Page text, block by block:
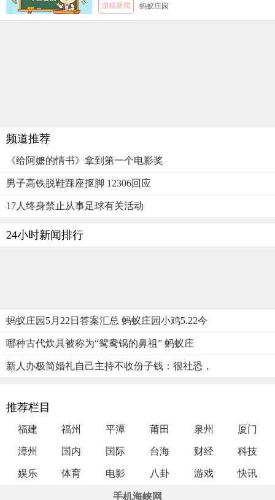
游戏新闻 蚂蚁庄园
频道推荐
《给阿嬷的情书》拿到第一个电影奖
男子高铁脱鞋踩座抠脚 12306回应
17人终身禁止从事足球有关活动
24小时新闻排行
蚂蚁庄园5月22日答案汇总 蚂蚁庄园小鸡5.22今
哪种古代炊具被称为“鸳鸯锅的鼻祖” 蚂蚁庄
新人办极简婚礼自己主持不收份子钱：很社恐，
推荐栏目
福建 福州 平潭 莆田 泉州 厦门
漳州 国内 国际 台海 财经 科技
娱乐 体育 电影 八卦 游戏 快讯
手机海峡网